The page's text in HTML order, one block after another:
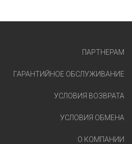
ПАРТНЕРАМ
ГАРАНТИЙНОЕ ОБСЛУЖИВАНИЕ
УСЛОВИЯ ВОЗВРАТА
УСЛОВИЯ ОБМЕНА
О КОМПАНИИ